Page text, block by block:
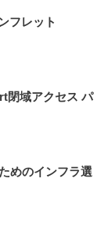
フレット
閉域アクセス パ
めのインフラ選